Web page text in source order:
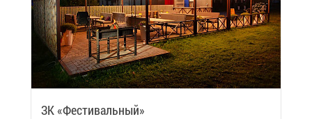
ЗК «Фе­сти­валь­ный»